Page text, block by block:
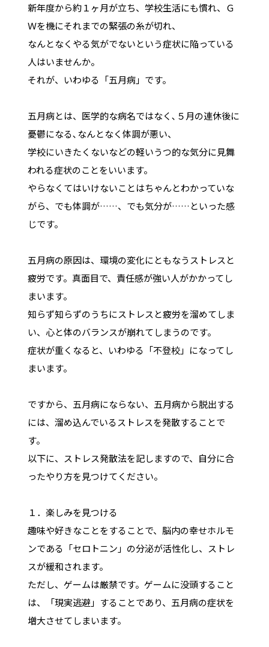
新年度から約１ヶ月が立ち、学校生活にも慣れ、Ｇ
Ｗを機にそれまでの緊張の糸が切れ、
なんとなくやる気がでないという症状に陥っている
人はいませんか。
それが、いわゆる「五月病」です。
五月病とは、医学的な病名ではなく､５月の連休後に
憂鬱になる､なんとなく体調が悪い、
学校にいきたくないなどの軽いうつ的な気分に見舞
われる症状のことをいいます。
やらなくてはいけないことはちゃんとわかっていな
がら、でも体調が……、でも気分が……といった感
じです。
五月病の原因は、環境の変化にともなうストレスと
疲労です。真面目で、責任感が強い人がかかってし
まいます。
知らず知らずのうちにストレスと疲労を溜めてしま
い、心と体のバランスが崩れてしまうのです。
症状が重くなると、いわゆる「不登校」になってし
まいます。
ですから、五月病にならない、五月病から脱出する
には、溜め込んでいるストレスを発散することで
す。
以下に、ストレス発散法を記しますので、自分に合
ったやり方を見つけてください。
１．楽しみを見つける
趣味や好きなことをすることで、脳内の幸せホルモ
ンである「セロトニン」の分泌が活性化し、ストレ
スが緩和されます。
ただし、ゲームは厳禁です。ゲームに没頭すること
は、「現実逃避」することであり、五月病の症状を
増大させてしまいます。